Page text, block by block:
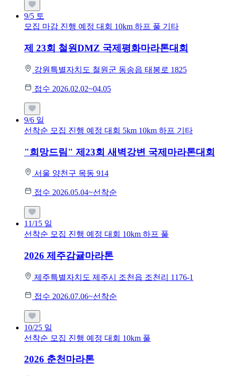
9/5 토
모집 마감 진행 예정 대회 10km 하프 풀 기타
제 23회 철원DMZ 국제평화마라톤대회
강원특별자치도 철원군 동송읍 태봉로 1825
접수 2026.02.02~04.05
9/6 일
선착순 모집 진행 예정 대회 5km 10km 하프 기타
"희망드림" 제23회 새벽강변 국제마라톤대회
서울 양천구 목동 914
접수 2026.05.04~선착순
11/15 일
선착순 모집 진행 예정 대회 10km 하프 풀
2026 제주감귤마라톤
제주특별자치도 제주시 조천읍 조천리 1176-1
접수 2026.07.06~선착순
10/25 일
선착순 모집 진행 예정 대회 10km 풀
2026 춘천마라톤